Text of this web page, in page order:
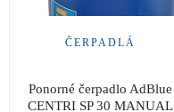
ČERPADLÁ
Ponorné čerpadlo AdBlue
CENTRI SP 30 MANUAL